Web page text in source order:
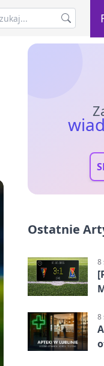
Ostatnie
8
8